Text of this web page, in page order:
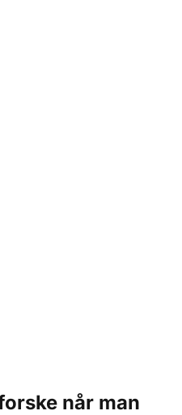
når man